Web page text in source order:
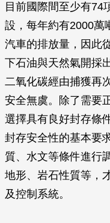
目前國際間至少有74
設，每年約有2000萬
汽車的排放量，因此
下石油與天然氣開採
二氧化碳經由捕獲再
安全無虞。除了需要
選擇具有良好封存條
封存安全性的基本要
質、水文等條件進行
地形、岩石性質等，
及控制系統。